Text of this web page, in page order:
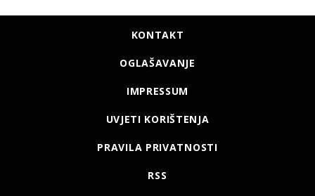
KONTAKT
OGLAŠAVANJE
IMPRESSUM
UVJETI KORIŠTENJA
PRAVILA PRIVATNOSTI
RSS